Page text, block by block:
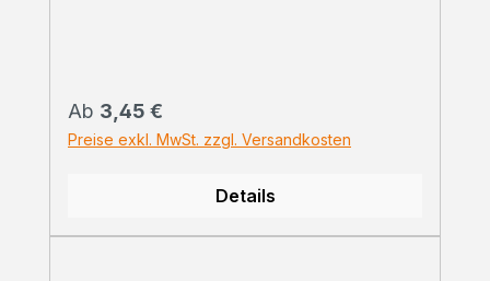
Regulärer Preis:
Ab 3,45 €
Preise exkl. MwSt. zzgl. Versandkosten
Details